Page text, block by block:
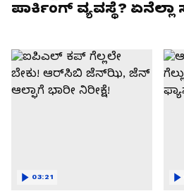
ಪಾರ್ಕಿಂಗ್ ವ್ಯವಸ್ಥೆ?
03:21